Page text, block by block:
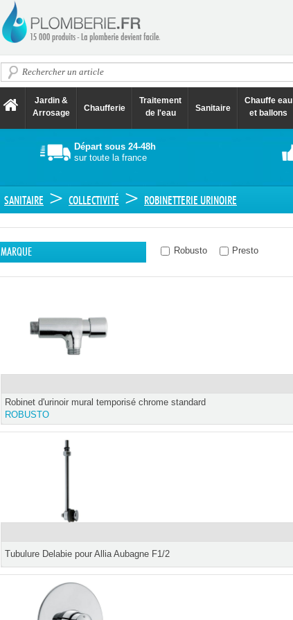
Jardin &
Arrosage
Chaufferie
Traitement
de l'eau
Sanitaire
Chauffe eau
et ballons
Départ sous 24-48h
sur toute la france
SANITAIRE > COLLECTIVITÉ > ROBINETTERIE URINOIRE
MARQUE Robusto Presto
Robinet d'urinoir mural temporisé chrome standard
ROBUSTO
Tubulure Delabie pour Allia Aubagne F1/2